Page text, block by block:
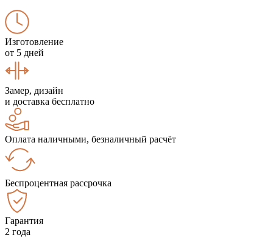
Изготовление
от 5 дней
Замер, дизайн
и доставка бесплатно
Оплата наличными, безналичный расчёт
Беспроцентная рассрочка
Гарантия
2 года